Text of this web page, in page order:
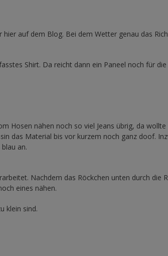
auf dem Blog. Bei dem Wetter genau das
Shirt. Da reicht dann ein Paneel noch für
Hosen nähen noch so viel Jeans übrig, da
das Material bis vor kurzem noch ganz doof.
an.
Nachdem das Röckchen unten durch die
eines nähen.
klein sind.